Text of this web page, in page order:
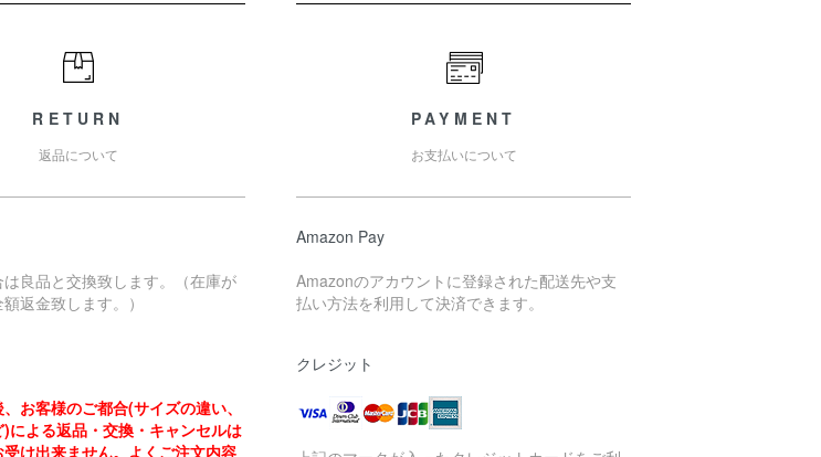
RETURN
返品について
良品と交換致します。（在庫が
返金致します。）
お客様のご都合(サイズの違い、
による返品・交換・キャンセルは
け出来ません。よくご注文内容
PAYMENT
お支払いについて
Amazon Pay
Amazonのアカウントに登録された配送先や支
払い方法を利用して決済できます。
クレジット